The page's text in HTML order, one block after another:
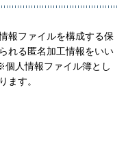
報ファイルを構成する保
れる匿名加工情報をいい
人情報ファイル簿とし
ます。